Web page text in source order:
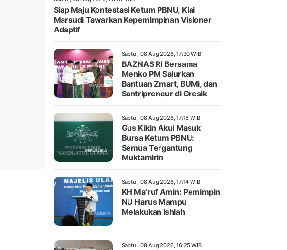
Siap Maju Kontestasi Ketum PBNU, Kiai
Marsudi Tawarkan Kepemimpinan Visioner
Adaptif
Sabtu , 08 Aug 2026, 17:30 WIB
BAZNAS RI Bersama
Menko PM Salurkan
Bantuan Zmart, BUMi, dan
Santripreneur di Gresik
Sabtu , 08 Aug 2026, 17:18 WIB
Gus Kikin Akui Masuk
Bursa Ketum PBNU:
Semua Tergantung
Muktamirin
Sabtu , 08 Aug 2026, 17:14 WIB
KH Ma’ruf Amin: Pemimpin
NU Harus Mampu
Melakukan Ishlah
Sabtu , 08 Aug 2026, 16:25 WIB